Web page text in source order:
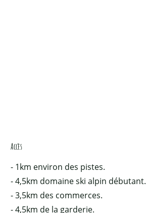
Accès
Accès
- 1km environ des pistes.
- 4,5km domaine ski alpin débutant.
- 3,5km des commerces.
- 4,5km de la garderie.